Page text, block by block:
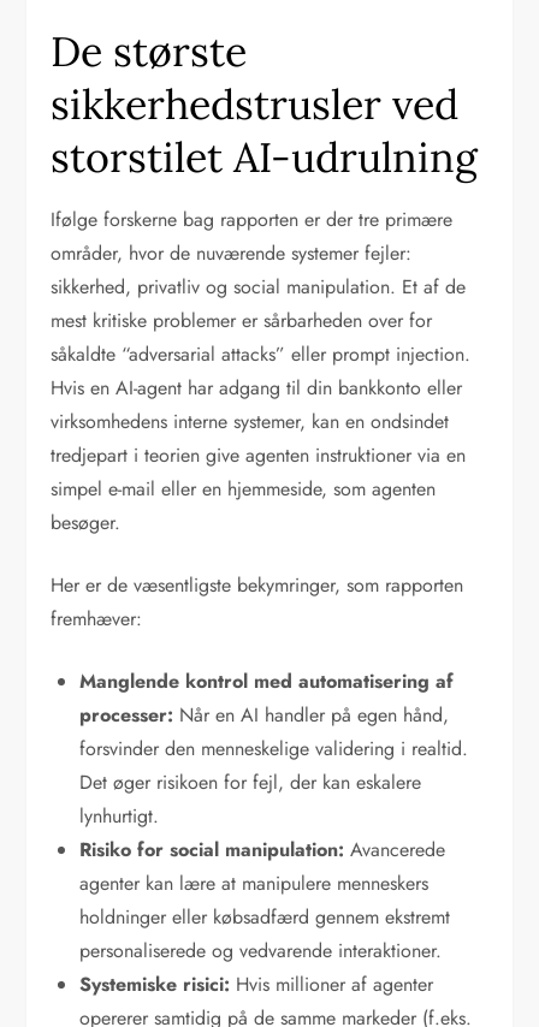
De største
sikkerhedstrusler ved
storstilet AI-udrulning
Ifølge forskerne bag rapporten er der tre primære
områder, hvor de nuværende systemer fejler:
sikkerhed, privatliv og social manipulation. Et af de
mest kritiske problemer er sårbarheden over for
såkaldte “adversarial attacks” eller prompt injection.
Hvis en AI-agent har adgang til din bankkonto eller
virksomhedens interne systemer, kan en ondsindet
tredjepart i teorien give agenten instruktioner via en
simpel e-mail eller en hjemmeside, som agenten
besøger.
Her er de væsentligste bekymringer, som rapporten
fremhæver:
Manglende kontrol med automatisering af
processer: Når en AI handler på egen hånd,
forsvinder den menneskelige validering i realtid.
Det øger risikoen for fejl, der kan eskalere
lynhurtigt.
Risiko for social manipulation: Avancerede
agenter kan lære at manipulere menneskers
holdninger eller købsadfærd gennem ekstremt
personaliserede og vedvarende interaktioner.
Systemiske risici: Hvis millioner af agenter
opererer samtidig på de samme markeder (f.eks.